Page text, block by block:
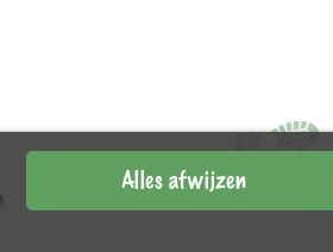
Alles afwijzen